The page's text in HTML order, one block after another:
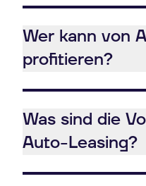
Wer kann von
profitieren?
Was sind die
Auto-Leasing?